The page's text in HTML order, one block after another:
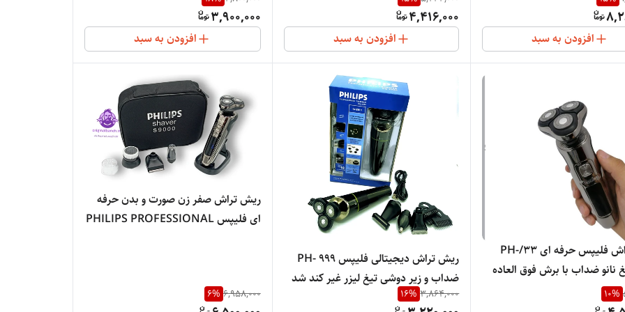
افزودن به سبد
4,416,000
افزودن به سبد
3,900,000
افزودن به سبد
ریش تراش فلیپس حرفه ای 33/PH-
10%
ریش تراش دیجیتالی فلیپس 999 -PH
ضداب و زیر دوشی تیغ لیزر غیر کند شد
3,864,000
16%
ریش تراش صفر زن صورت و بدن حرفه
ای فلیپس PHILIPS PROFESSIONAL
6,958,000
6%